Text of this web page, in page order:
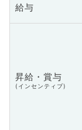
給与
昇給・賞与
(インセンティブ)